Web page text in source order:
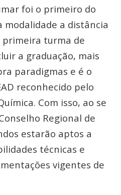
foi o primeiro do
modalidade a distância
primeira turma de
a graduação, mais
paradigmas e é o
reconhecido pelo
Com isso, ao se
Regional de
estarão aptos a
técnicas e
vigentes de